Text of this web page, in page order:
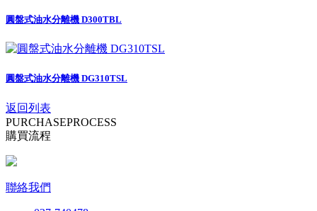
圓盤式油水分離機 D300TBL
圓盤式油水分離機 DG310TSL
返回列表
PURCHASEPROCESS
購買流程
聯絡我們